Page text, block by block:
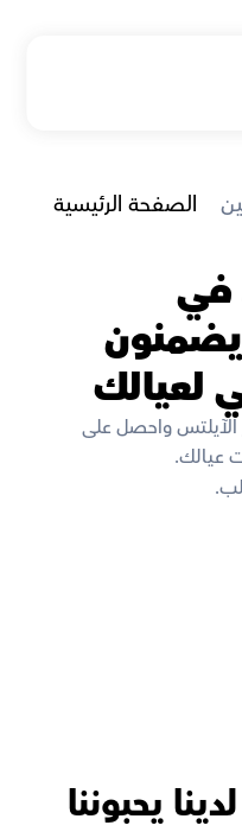
الصفحة الرئيسية
معلمين آيلتس في
القصيم الذين يضمنون
لعيالك
احجز معلمك الخصوصي  لاختبار الآيلتس واحصل على
عيالك.
يحبوننا